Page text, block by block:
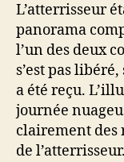
L’atterrisseur
panorama
l’un des deux
s’est pas
a été reçu.
journée
clairement des
de l’atterrisseur.